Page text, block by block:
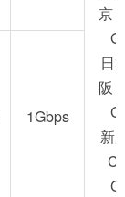
京
日
阪
新
1Gbps